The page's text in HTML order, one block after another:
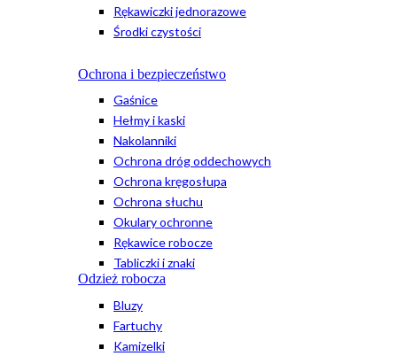
Rękawiczki jednorazowe
Środki czystości
Ochrona i bezpieczeństwo
Gaśnice
Hełmy i kaski
Nakolanniki
Ochrona dróg oddechowych
Ochrona kręgosłupa
Ochrona słuchu
Okulary ochronne
Rękawice robocze
Tabliczki i znaki
Odzież robocza
Bluzy
Fartuchy
Kamizelki